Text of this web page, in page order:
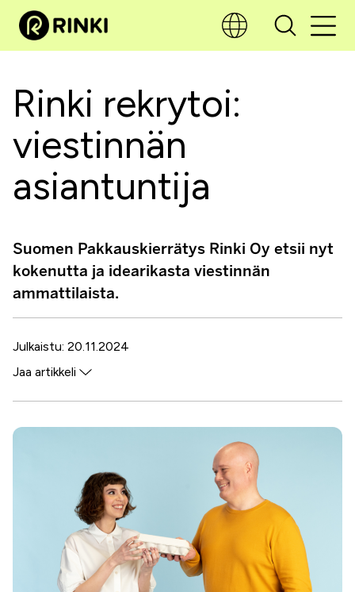
Rinki rekrytoi:
viestinnän
asiantuntija
Suomen Pakkauskierrätys Rinki Oy etsii nyt
kokenutta ja idearikasta viestinnän
ammattilaista.
Julkaistu: 20.11.2024
Jaa artikkeli
Facebook
Twitter